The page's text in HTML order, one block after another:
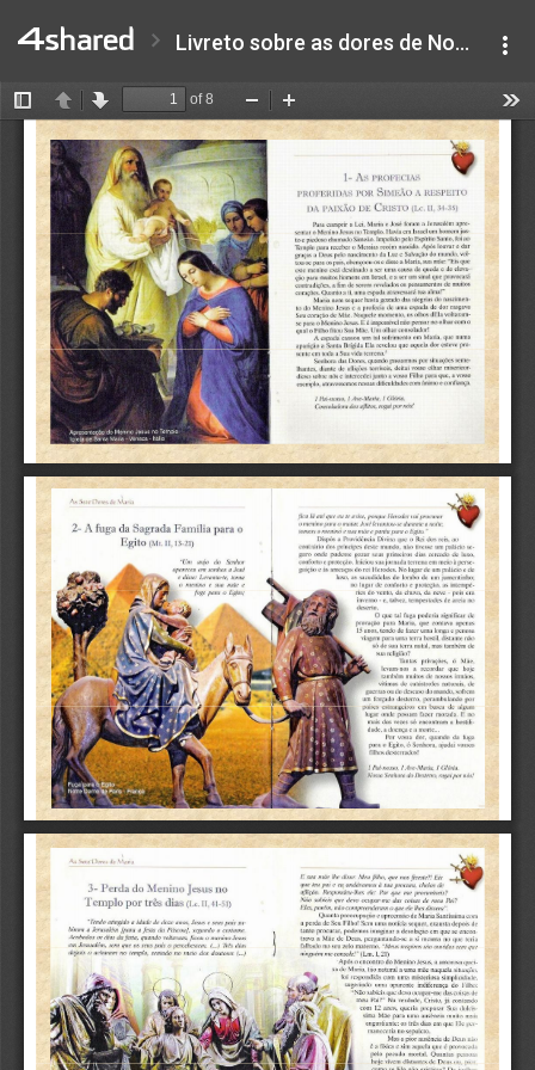
Livreto sobre as dores de Nossa Senhora.pdf